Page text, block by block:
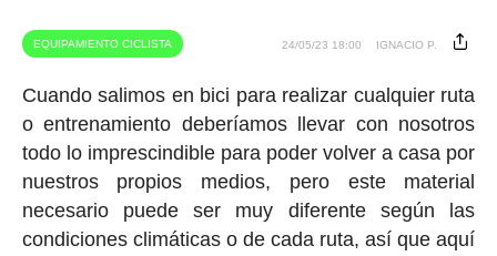
EQUIPAMIENTO CICLISTA 24/05/23 18:00 IGNACIO P.
Cuando salimos en bici para realizar cualquier ruta
o entrenamiento deberíamos llevar con nosotros
todo lo imprescindible para poder volver a casa por
nuestros propios medios, pero este material
necesario puede ser muy diferente según las
condiciones climáticas o de cada ruta, así que aquí